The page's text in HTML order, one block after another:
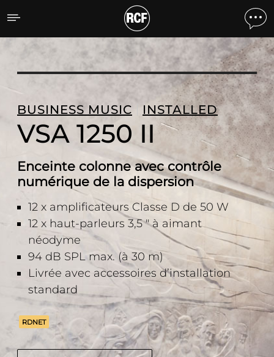
VSA 1250 II Enceinte
BUSINESS MUSIC INSTALLED
VSA 1250 II
Enceinte colonne avec contrôle
numérique de la dispersion
12 x amplificateurs Classe D de 50 W
12 x haut-parleurs 3,5 " à aimant
néodyme
94 dB SPL max. (à 30 m)
Livrée avec accessoires d’installation
standard
RDNET